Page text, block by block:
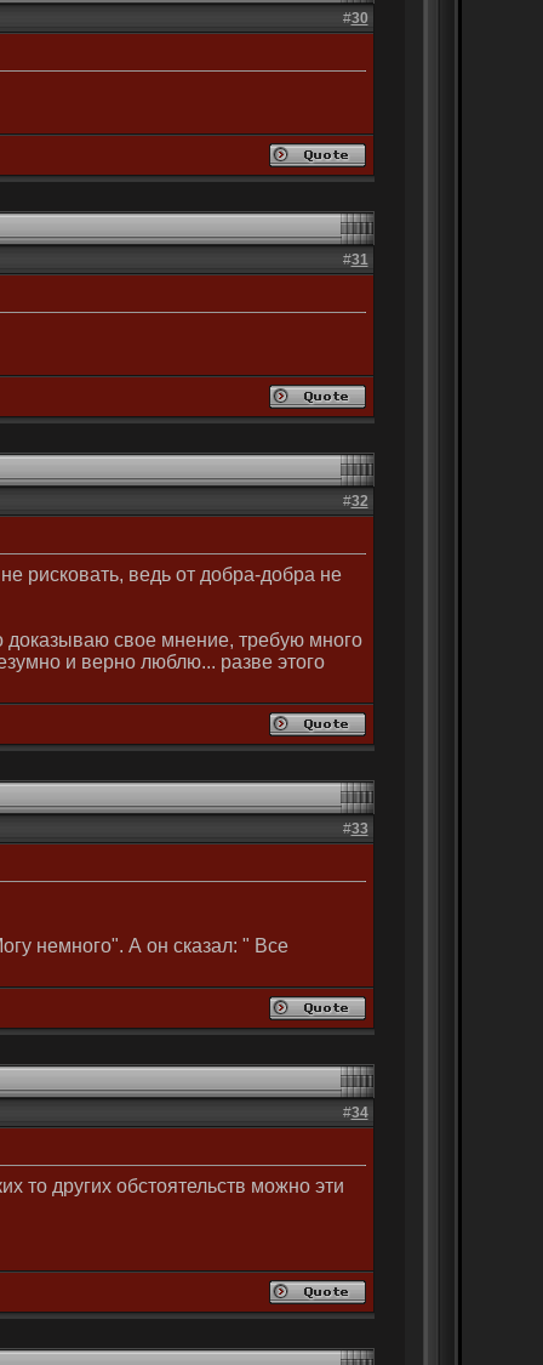
#30
#31
#32
рисковать, ведь от добра-добра не
доказываю свое мнение, требую много
и верно люблю... разве этого
#33
немного". А он сказал: " Все
#34
то других обстоятельств можно эти